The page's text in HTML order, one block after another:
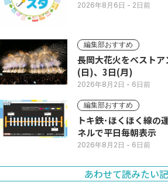
2026年8月6日 - 2日前
編集部おすすめ
長岡大花火をベスト
(日)、3日(月)
2026年8月2日 - 6日前
編集部おすすめ
トキ鉄･ほくほく線の運行案内
ネルで平日毎朝表示
2026年8月2日 - 6日前
あわせて読みたい